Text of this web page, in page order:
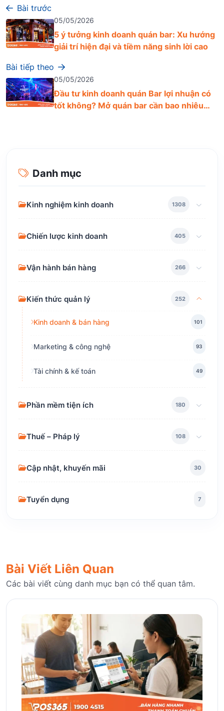
Bài trước
05/05/2026
5 ý tưởng kinh doanh quán bar: Xu hướng
giải trí hiện đại và tiềm năng sinh lời cao
Bài tiếp theo
05/05/2026
Đầu tư kinh doanh quán Bar lợi nhuận có
tốt không? Mở quán bar cần bao nhiêu
Danh mục
Kinh nghiệm kinh doanh 1308
Chiến lược kinh doanh 405
Vận hành bán hàng 266
Kiến thức quản lý 252
Kinh doanh & bán hàng 101
Marketing & công nghệ 93
Tài chính & kế toán 49
Phần mềm tiện ích 180
Thuế – Pháp lý 108
Cập nhật, khuyến mãi 30
Tuyển dụng 7
Bài Viết Liên Quan
Các bài viết cùng danh mục bạn có thể quan tâm.